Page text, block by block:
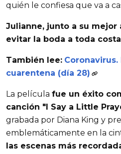
quién le confiesa que va a
Julianne, junto a su
evitar la boda a toda costa
También lee:
cuarentena (día 28)
La película fue un éxito
canción "I Say a Little
grabada por Diana King y
emblemáticamente en la
las escenas más